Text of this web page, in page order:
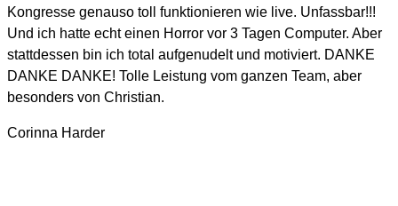
Kongresse genauso toll funktionieren wie live. Unfassbar!!!
Und ich hatte echt einen Horror vor 3 Tagen Computer. Aber
stattdessen bin ich total aufgenudelt und motiviert. DANKE
DANKE DANKE! Tolle Leistung vom ganzen Team, aber
besonders von Christian.
Corinna Harder